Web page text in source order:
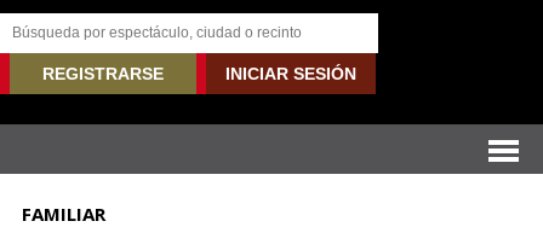
REGISTRARSE INICIAR SESIÓN
FAMILIAR